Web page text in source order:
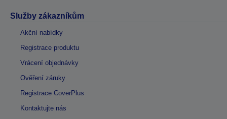
Služby zákazníkům
Akční nabídky
Registrace produktu
Vrácení objednávky
Ověření záruky
Registrace CoverPlus
Kontaktujte nás